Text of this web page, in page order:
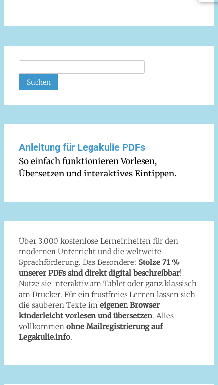
Suchen
Anleitung für Legakulie PDFs
So einfach funktionieren Vorlesen,
Übersetzen und interaktives Eintippen.
Über 3.000 kostenlose Lerneinheiten für den
modernen Unterricht und die weltweite
Sprachförderung. Das Besondere: Stolze 71 %
unserer PDFs sind direkt digital beschreibbar!
Nutze sie interaktiv am Tablet oder ganz klassisch
am Drucker. Für ein frustfreies Lernen lassen sich
die sauberen Texte im eigenen Browser
kinderleicht vorlesen und übersetzen. Alles
vollkommen ohne Mailregistrierung auf
Legakulie.info.